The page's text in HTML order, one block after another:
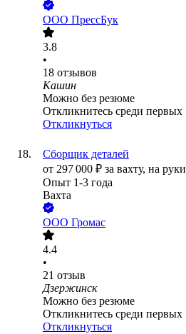
ООО ПрессБук
3.8
•
18 отзывов
Кашин
Можно без резюме
Откликнитесь среди первых
Откликнуться
Сборщик деталей
от 297 000 ₽ за вахту, на руки
Опыт 1-3 года
Вахта
ООО Громас
4.4
•
21 отзыв
Дзержинск
Можно без резюме
Откликнитесь среди первых
Откликнуться